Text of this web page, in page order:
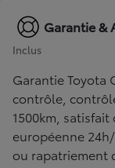
Garantie &
Inclus
Garantie Toyota
contrôle,
1500km,
européenne
ou rapatriement